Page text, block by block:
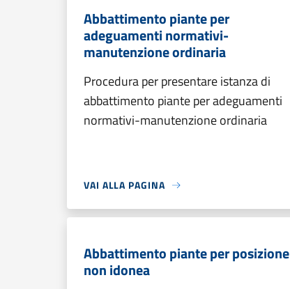
Abbattimento piante per
adeguamenti normativi-
manutenzione ordinaria
Procedura per presentare istanza di
abbattimento piante per adeguamenti
normativi-manutenzione ordinaria
VAI ALLA PAGINA
Abbattimento piante per posizione
non idonea